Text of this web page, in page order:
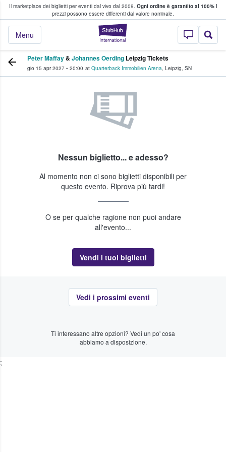
Il marketplace dei biglietti per eventi dal vivo dal 2009. Ogni ordine è garantito al 100%I
prezzi possono essere differenti dal valore nominale.
StubHub - Dove
Menu
fan comprano e vendono biglietti
Peter Maffay& Johannes Oerding Leipzig Tickets
gio 15 apr 2027 • 20:00 at Quarterback Immobilien Arena, Leipzig, SN
Nessun biglietto... e adesso?
Al momento non ci sono biglietti disponibili per
questo evento. Riprova più tardi!
O se per qualche ragione non puoi andare
all'evento...
Vendi i tuoi biglietti
Vedi i prossimi eventi
Ti interessano altre opzioni? Vedi un po' cosa
abbiamo a disposizione.
;